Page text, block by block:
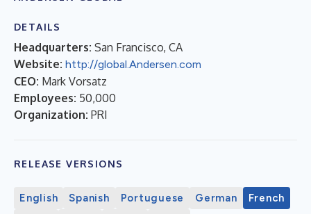
DETAILS
Headquarters: San Francisco, CA
Website: http://global.Andersen.com
CEO: Mark Vorsatz
Employees: 50,000
Organization: PRI
RELEASE VERSIONS
English Spanish Portuguese German French